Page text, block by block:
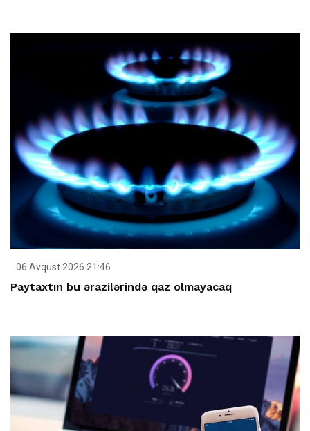
06 Avqust 2026 21:46
Paytaxtın bu ərazilərində qaz olmayacaq